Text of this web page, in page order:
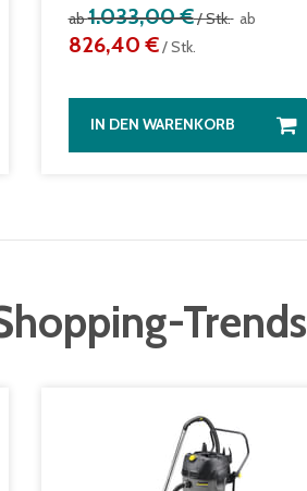
ab1.033,00 €/ Stk. ab
826,40 €/ Stk.
IN DEN WARENKORB
Trends